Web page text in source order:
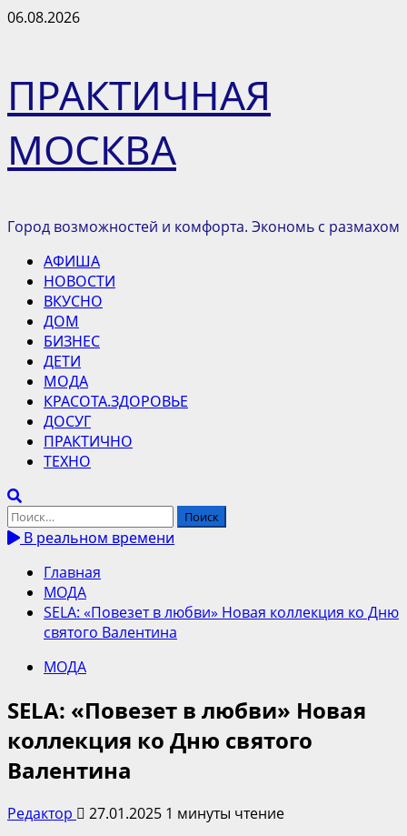
Перейти
06.08.2026
ПРАКТИЧНАЯ
МОСКВА
Город возможностей и комфорта. Экономь с размахом
Основное
меню
АФИША
НОВОСТИ
ВКУСНО
ДОМ
БИЗНЕС
ДЕТИ
МОДА
КРАСОТА.ЗДОРОВЬЕ
ДОСУГ
ПРАКТИЧНО
ТЕХНО
Найти:
В реальном времени
Главная
МОДА
SELA: «Повезет в любви» Новая коллекция ко Дню
святого Валентина
МОДА
SELA: «Повезет в любви» Новая
коллекция ко Дню святого
Валентина
Редактор 27.01.2025 1 минуты чтение